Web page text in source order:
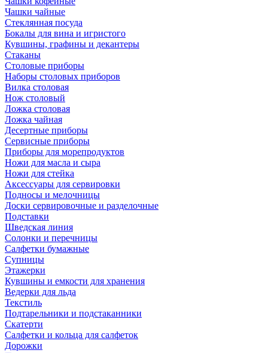
Чашки чайные
Стеклянная посуда
Бокалы для вина и игристого
Кувшины, графины и декантеры
Стаканы
Столовые приборы
Наборы столовых приборов
Вилка столовая
Нож столовый
Ложка столовая
Ложка чайная
Десертные приборы
Сервисные приборы
Приборы для морепродуктов
Ножи для масла и сыра
Ножи для стейка
Аксессуары для сервировки
Подносы и мелочницы
Доски сервировочные и разделочные
Подставки
Шведская линия
Солонки и перечницы
Салфетки бумажные
Супницы
Этажерки
Кувшины и емкости для хранения
Ведерки для льда
Текстиль
Подтарельники и подстаканники
Скатерти
Салфетки и кольца для салфеток
Дорожки